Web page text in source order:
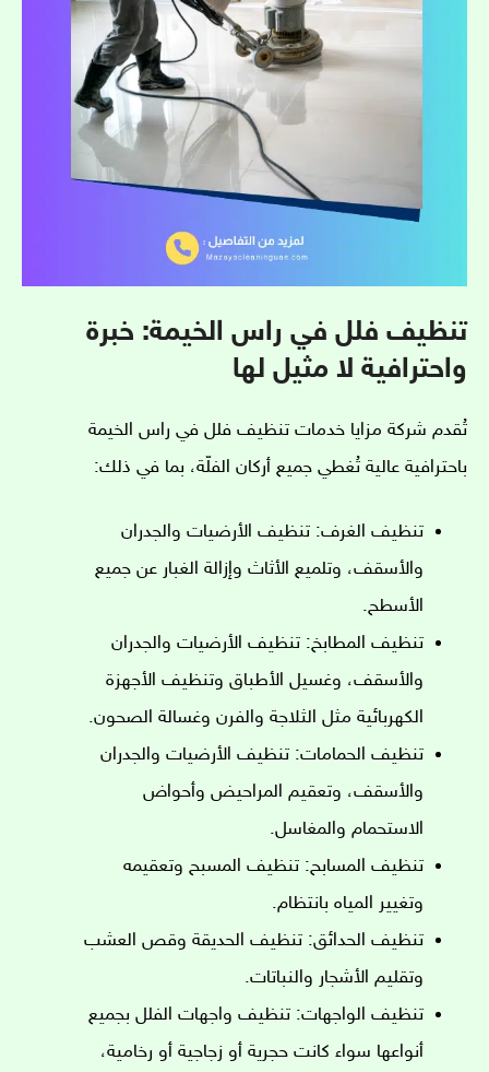
تنظيف فلل في راس الخيمة: خبرة
واحترافية لا مثيل لها
تُقدم شركة مزايا خدمات تنظيف فلل في راس الخيمة
باحترافية عالية تُغطي جميع أركان الفلّة، بما في ذلك:
تنظيف الغرف: تنظيف الأرضيات والجدران
والأسقف، وتلميع الأثاث وإزالة الغبار عن جميع
الأسطح.
تنظيف المطابخ: تنظيف الأرضيات والجدران
والأسقف، وغسيل الأطباق وتنظيف الأجهزة
الكهربائية مثل الثلاجة والفرن وغسالة الصحون.
تنظيف الحمامات: تنظيف الأرضيات والجدران
والأسقف، وتعقيم المراحيض وأحواض
الاستحمام والمغاسل.
تنظيف المسابح: تنظيف المسبح وتعقيمه
وتغيير المياه بانتظام.
تنظيف الحدائق: تنظيف الحديقة وقص العشب
وتقليم الأشجار والنباتات.
تنظيف الواجهات: تنظيف واجهات الفلل بجميع
أنواعها سواء كانت حجرية أو زجاجية أو رخامية،